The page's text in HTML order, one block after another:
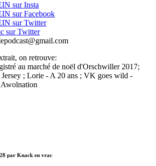
sur Insta
sur Facebook
sur Twitter
sur Twitter
on retrouve:
au marché de noël d'Orschwiller 2017;
; Lorie - A 20 ans ; VK goes wild -
par Knack en vrac